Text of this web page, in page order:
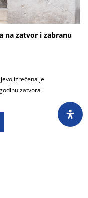
na zatvor i zabranu
izrečena je
zatvora i